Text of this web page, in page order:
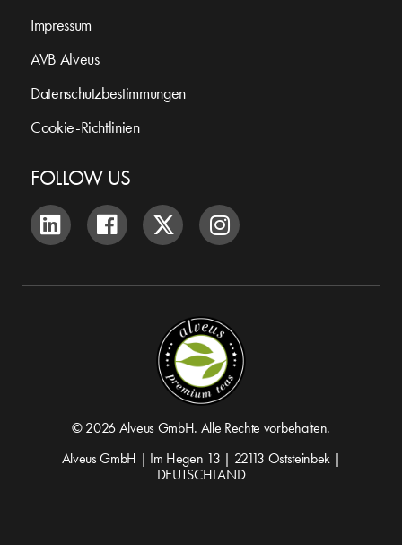
Impressum
AVB Alveus
Datenschutzbestimmungen
Cookie-Richtlinien
FOLLOW US
© 2026 Alveus GmbH. Alle Rechte vorbehalten.
Alveus GmbH | Im Hegen 13 | 22113 Oststeinbek |
DEUTSCHLAND